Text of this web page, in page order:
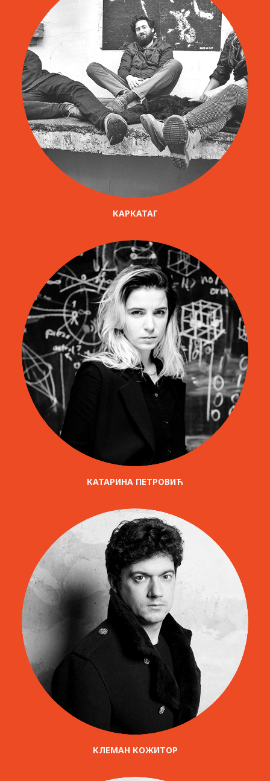
КАРКАТАГ
КАТАРИНА ПЕТРОВИЋ
КЛЕМАН КОЖИТОР